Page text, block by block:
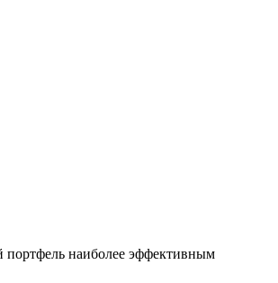
портфель наиболее эффективным